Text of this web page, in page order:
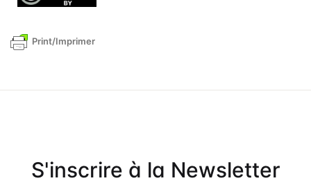
Print/Imprimer
S'inscrire à la Newsletter